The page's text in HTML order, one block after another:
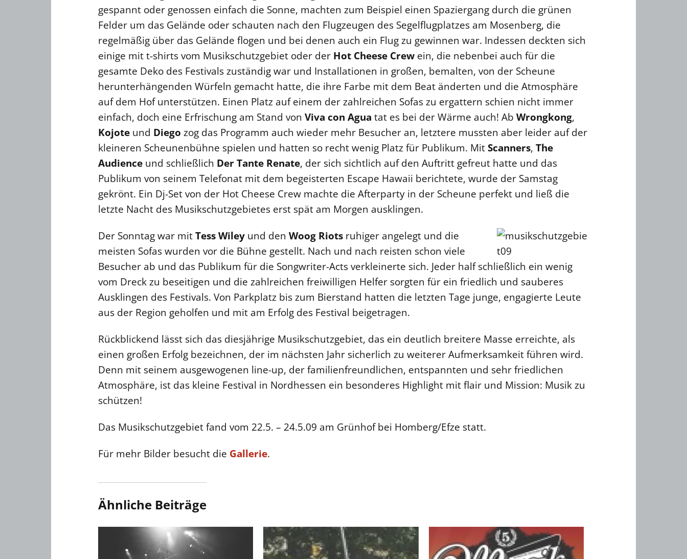
gespannt oder genossen einfach die Sonne, machten zum Beispiel einen Spaziergang durch die grünen
Felder um das Gelände oder schauten nach den Flugzeugen des Segelflugplatzes am Mosenberg, die
regelmäßig über das Gelände flogen und bei denen auch ein Flug zu gewinnen war. Indessen deckten sich
einige mit t-shirts vom Musikschutzgebiet oder der Hot Cheese Crew ein, die nebenbei auch für die
gesamte Deko des Festivals zuständig war und Installationen in großen, bemalten, von der Scheune
herunterhängenden Würfeln gemacht hatte, die ihre Farbe mit dem Beat änderten und die Atmosphäre
auf dem Hof unterstützen. Einen Platz auf einem der zahlreichen Sofas zu ergattern schien nicht immer
einfach, doch eine Erfrischung am Stand von Viva con Agua tat es bei der Wärme auch! Ab Wrongkong,
Kojote und Diego zog das Programm auch wieder mehr Besucher an, letztere mussten aber leider auf der
kleineren Scheunenbühne spielen und hatten so recht wenig Platz für Publikum. MitScanners, The
Audience und schließlich Der Tante Renate, der sich sichtlich auf den Auftritt gefreut hatte und das
Publikum von seinem Telefonat mit dem begeisterten Escape Hawaii berichtete, wurde der Samstag
gekrönt. Ein Dj-Set von der Hot Cheese Crew machte die Afterparty in der Scheune perfekt und ließ die
letzte Nacht des Musikschutzgebietes erst spät am Morgen ausklingen.
Der Sonntag war mitTess Wiley und den Woog Riots ruhiger angelegt und die
meisten Sofas wurden vor die Bühne gestellt. Nach und nach reisten schon viele
Besucher ab und das Publikum für die Songwriter-Acts verkleinerte sich. Jeder half schließlich ein wenig
vom Dreck zu beseitigen und die zahlreichen freiwilligen Helfer sorgten für ein friedlich und sauberes
Ausklingen des Festivals. Von Parkplatz bis zum Bierstand hatten die letzten Tage junge, engagierte Leute
aus der Region geholfen und mit am Erfolg des Festival beigetragen.
Rückblickend lässt sich das diesjährige Musikschutzgebiet, das ein deutlich breitere Masse erreichte, als
einen großen Erfolg bezeichnen, der im nächsten Jahr sicherlich zu weiterer Aufmerksamkeit führen wird.
Denn mit seinem ausgewogenen line-up, der familienfreundlichen, entspannten und sehr friedlichen
Atmosphäre, ist das kleine Festival in Nordhessen ein besonderes Highlight mit flair und Mission: Musik zu
schützen!
Das Musikschutzgebiet fand vom 22.5. – 24.5.09 am Grünhof bei Homberg/Efze statt.
Für mehr Bilder besucht die Gallerie.
Ähnliche Beiträge